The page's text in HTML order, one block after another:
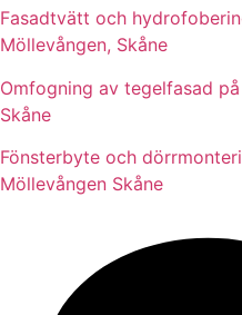
Fasadtvätt och
Möllevången, Skåne
Omfogning av tegelfasad
Skåne
Fönsterbyte och
Möllevången Skåne